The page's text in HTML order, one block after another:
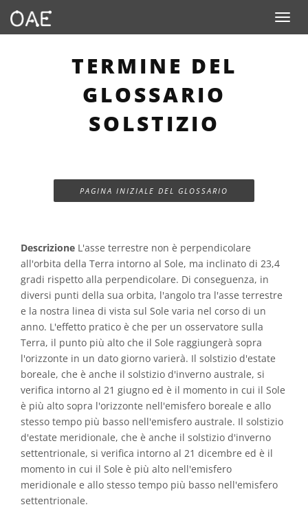
Toggle
TERMINE DEL
GLOSSARIO
SOLSTIZIO
PAGINA INIZIALE DEL GLOSSARIO
Descrizione L'asse terrestre non è perpendicolare
all'orbita della Terra intorno al Sole, ma inclinato di 23,4
gradi rispetto alla perpendicolare. Di conseguenza, in
diversi punti della sua orbita, l'angolo tra l'asse terrestre
e la nostra linea di vista sul Sole varia nel corso di un
anno. L'effetto pratico è che per un osservatore sulla
Terra, il punto più alto che il Sole raggiungerà sopra
l'orizzonte in un dato giorno varierà. Il solstizio d'estate
boreale, che è anche il solstizio d'inverno australe, si
verifica intorno al 21 giugno ed è il momento in cui il Sole
è più alto sopra l'orizzonte nell'emisfero boreale e allo
stesso tempo più basso nell'emisfero australe. Il solstizio
d'estate meridionale, che è anche il solstizio d'inverno
settentrionale, si verifica intorno al 21 dicembre ed è il
momento in cui il Sole è più alto nell'emisfero
meridionale e allo stesso tempo più basso nell'emisfero
settentrionale.